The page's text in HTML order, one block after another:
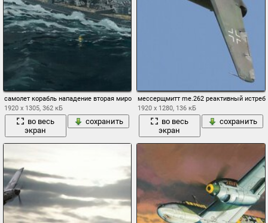
самолет корабль нападение вторая мировая война
1920 x 1305, 362 кБ
во весь
экран
сохранить
мессерщмитт me.262 реактивный
1920 x 1280, 136 кБ
во весь
экран
сохранить